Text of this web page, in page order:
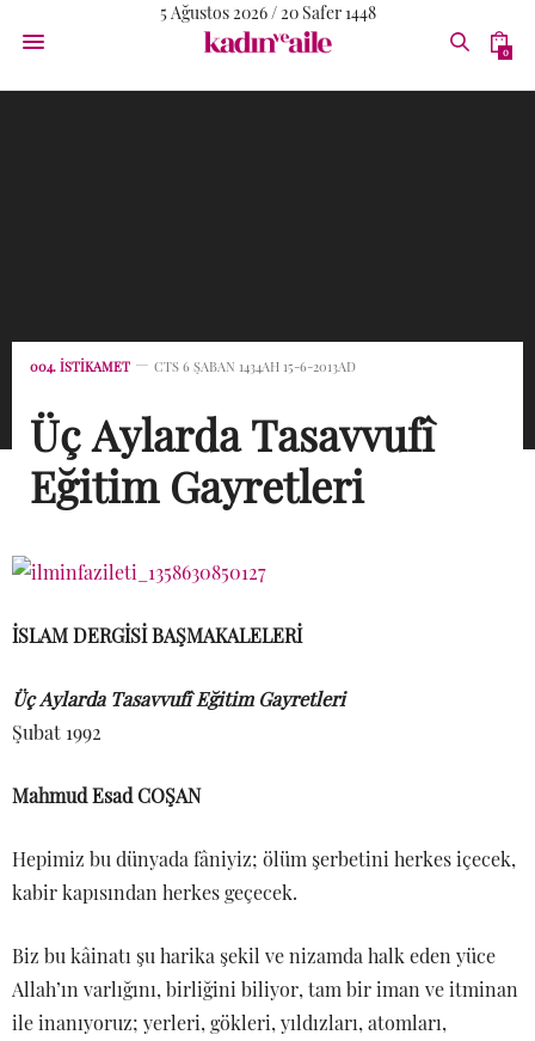
5 Ağustos 2026 / 20 Safer 1448
0
004. İSTIKAMET CTS 6 ŞABAN 1434AH 15-6-2013AD
Üç Aylarda Tasavvufî
Eğitim Gayretleri
İSLAM DERGİSİ BAŞMAKALELERİ
Üç Aylarda Tasavvufî Eğitim Gayretleri
Şubat 1992
Mahmud Esad COŞAN
Hepimiz bu dünyada fâniyiz; ölüm şerbetini herkes içecek,
kabir kapısından herkes geçecek.
Biz bu kâinatı şu harika şekil ve nizamda halk eden yüce
Allah’ın varlığını, birliğini biliyor, tam bir iman ve itminan
ile inanıyoruz; yerleri, gökleri, yıldızları, atomları,